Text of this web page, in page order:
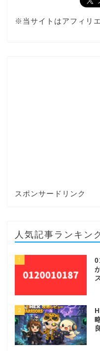
※当サイトはアフィリ
スポンサードリンク
人気記事ランキン
1
2